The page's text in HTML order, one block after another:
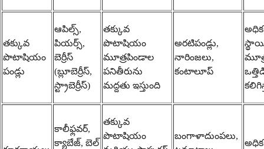
తక్కువ
పొటాషియం
పండ్లు
ఆపిల్స్,
పియర్స్,
బెర్రీస్
(బ్లూబెర్రీస్,
స్ట్రాబెర్రీస్)
తక్కువ
పొటాషియం
మూత్రపిండాల
పనితీరును
మద్దతు ఇస్తుంది
అరటిపండ్లు,
నారింజలు,
కంటాలూప్
కాలీఫ్లవర్,
క్యాబేజ్, బెల్
తక్కువ
పొటాషియం
బంగాళాదుంపలు,